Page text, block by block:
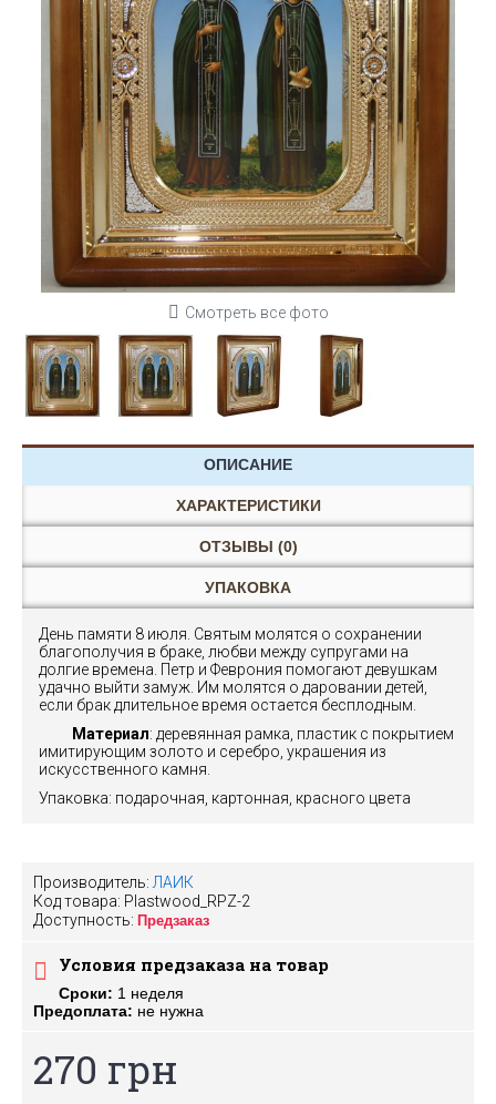
Смотреть все фото
ОПИСАНИЕ
ХАРАКТЕРИСТИКИ
ОТЗЫВЫ (0)
УПАКОВКА
День памяти 8 июля. Святым молятся о сохранении
благополучия в браке, любви между супругами на
долгие времена. Петр и Феврония помогают девушкам
удачно выйти замуж. Им молятся о даровании детей,
если брак длительное время остается бесплодным.
Материал: деревянная рамка, пластик с покрытием
имитирующим золото и серебро, украшения из
искусственного камня.
Упаковка: подарочная, картонная, красного цвета
Производитель: ЛАИК
Код товара: Plastwood_RPZ-2
Доступность: Предзаказ
Условия предзаказа на товар
Сроки: 1 неделя
Предоплата: не нужна
270 грн